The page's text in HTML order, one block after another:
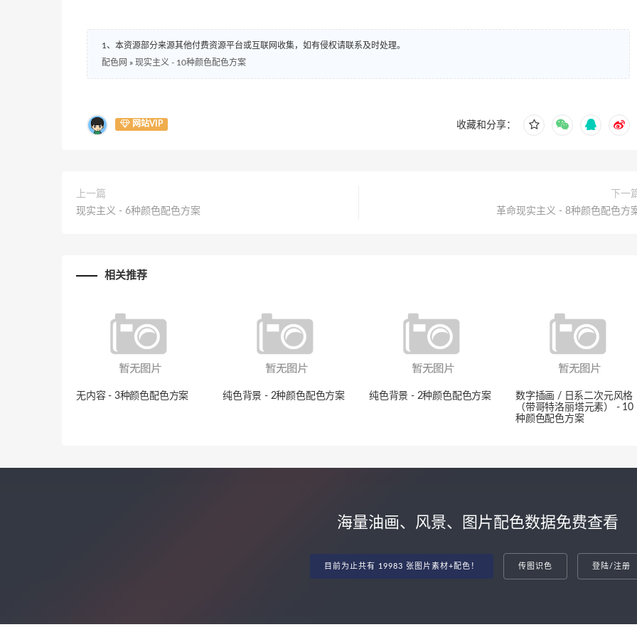
1、本资源部分来源其他付费资源平台或互联网收集，如有侵权请联系及时处理。
配色网 » 现实主义 - 10种颜色配色方案
网站VIP 收藏和分享：
上一篇
现实主义 - 6种颜色配色方案
下一
革命现实主义 - 8种颜色配色方
相关推荐
无内容 - 3种颜色配色方案 纯色背景 - 2种颜色配色方案 纯色背景 - 2种颜色配色方案
数字插画 / 日系二次元风格
（带哥特洛丽塔元素） - 10
种颜色配色方案
海量油画、风景、图片配色数据免费查看
目前为止共有 19983 张图片素材+配色！ 传图识色 登陆/注册